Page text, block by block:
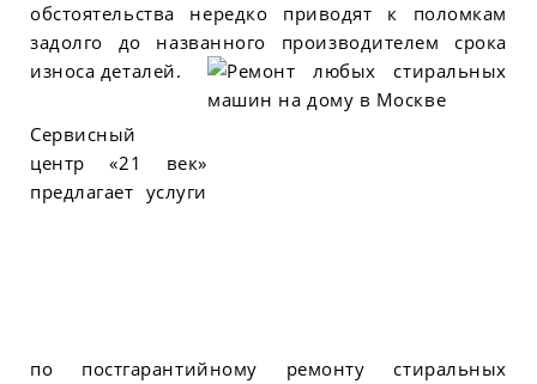
обстоятельства нередко приводят к поломкам
задолго до названного производителем срока
износа деталей.
Сервисный
центр «21 век»
предлагает услуги
по постгарантийному ремонту стиральных